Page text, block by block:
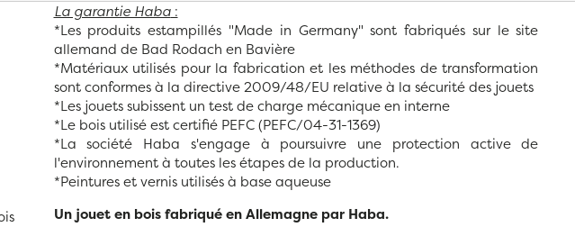
La garantie Haba:
*Les produits estampillés "Made in Germany" sont fabriqués sur le site
allemand de Bad Rodach en Bavière
*Matériaux utilisés pour la fabrication et les méthodes de transformation
sont conformes à la directive 2009/48/EU relative à la sécurité des jouets
*Les jouets subissent un test de charge mécanique en interne
*Le bois utilisé est certifié PEFC (PEFC/04-31-1369)
*La société Haba s'engage à poursuivre une protection active de
l'environnement à toutes les étapes de la production.
*Peintures et vernis utilisés à base aqueuse
Un jouet en bois fabriqué en Allemagne par Haba.